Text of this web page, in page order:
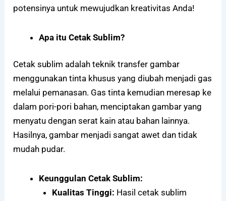
potensinya untuk mewujudkan kreativitas Anda!
Apa itu Cetak Sublim?
Cetak sublim adalah teknik transfer gambar
menggunakan tinta khusus yang diubah menjadi gas
melalui pemanasan. Gas tinta kemudian meresap ke
dalam pori-pori bahan, menciptakan gambar yang
menyatu dengan serat kain atau bahan lainnya.
Hasilnya, gambar menjadi sangat awet dan tidak
mudah pudar.
Keunggulan Cetak Sublim:
Kualitas Tinggi: Hasil cetak sublim